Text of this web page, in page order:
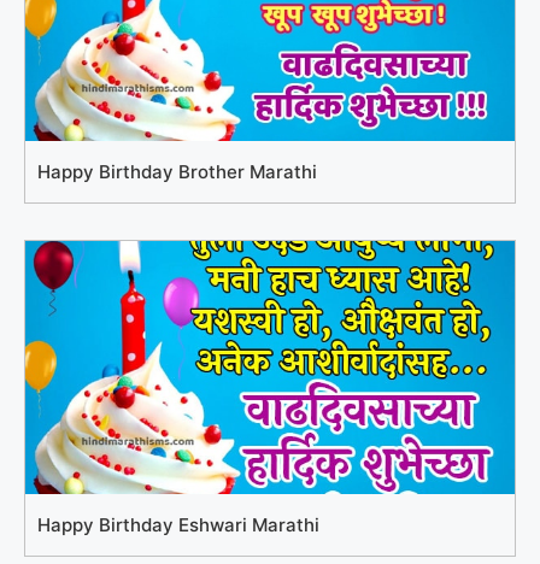
Happy Birthday Brother Marathi
Happy Birthday Eshwari Marathi